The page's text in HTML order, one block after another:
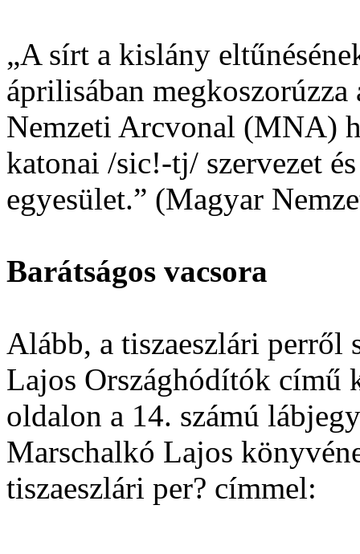
„A sírt a kislány
áprilisában
Nemzeti Arcvonal (MNA)
katonai /sic!-tj/ szervezet
egyesület.” (Magyar
Barátságos vacsora
Alább, a tiszaeszlári perről
Lajos Országhódítók című
oldalon a 14. számú
Marschalkó Lajos
tiszaeszlári per? címmel: